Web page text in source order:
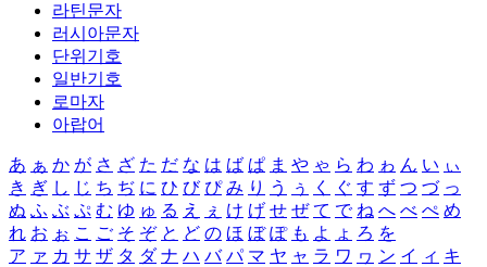
라틴문자
러시아문자
단위기호
일반기호
로마자
아랍어
あ ぁ か が さ ざ た だ な は ば ぱ ま や ゃ ら わ ゎ ん い ぃ
き ぎ し じ ち ぢ に ひ び ぴ み り う ぅ く ぐ す ず つ づ っ
ぬ ふ ぶ ぷ む ゆ ゅ る え ぇ け げ せ ぜ て で ね へ べ ぺ め
れ お ぉ こ ご そ ぞ と ど の ほ ぼ ぽ も よ ょ ろ を
ア ァ カ サ ザ タ ダ ナ ハ バ パ マ ヤ ャ ラ ワ ヮ ン イ ィ キ